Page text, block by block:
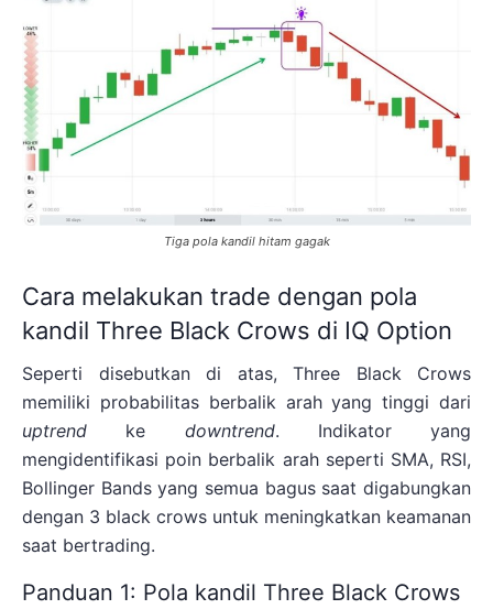
Tiga pola kandil hitam gagak
Cara melakukan trade dengan pola
kandil Three Black Crows di IQ Option
Seperti disebutkan di atas, Three Black Crows
memiliki probabilitas berbalik arah yang tinggi dari
uptrend ke downtrend. Indikator yang
mengidentifikasi poin berbalik arah seperti SMA, RSI,
Bollinger Bands yang semua bagus saat digabungkan
dengan 3 black crows untuk meningkatkan keamanan
saat bertrading.
Panduan 1: Pola kandil Three Black Crows